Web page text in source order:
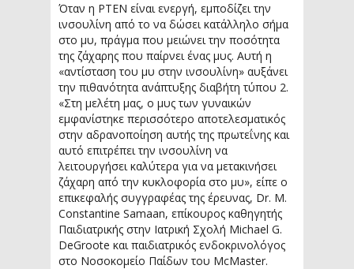
Όταν η ΡΤΕΝ είναι ενεργή, εμποδίζει την
ινσουλίνη από το να δώσει κατάλληλο σήμα
στο μυ, πράγμα που μειώνει την ποσότητα
της ζάχαρης που παίρνει ένας μυς. Αυτή η
«αντίσταση του μυ στην ινσουλίνη» αυξάνει
την πιθανότητα ανάπτυξης διαβήτη τύπου 2.
«Στη μελέτη μας, ο μυς των γυναικών
εμφανίστηκε περισσότερο αποτελεσματικός
στην αδρανοποίηση αυτής της πρωτεΐνης και
αυτό επιτρέπει την ινσουλίνη να
λειτουργήσει καλύτερα για να μετακινήσει
ζάχαρη από την κυκλοφορία στο μυ», είπε ο
επικεφαλής συγγραφέας της έρευνας, Dr. M.
Constantine Samaan, επίκουρος καθηγητής
Παιδιατρικής στην Ιατρική Σχολή Michael G.
DeGroote και παιδιατρικός ενδοκρινολόγος
στο Νοσοκομείο Παίδων του McMaster.